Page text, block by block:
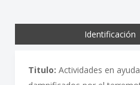
Identificación
Titulo: Actividades en